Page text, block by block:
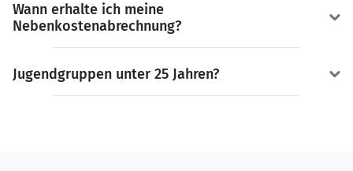
Wann erhalte ich meine
Nebenkostenabrechnung?
Jugendgruppen unter 25 Jahren?